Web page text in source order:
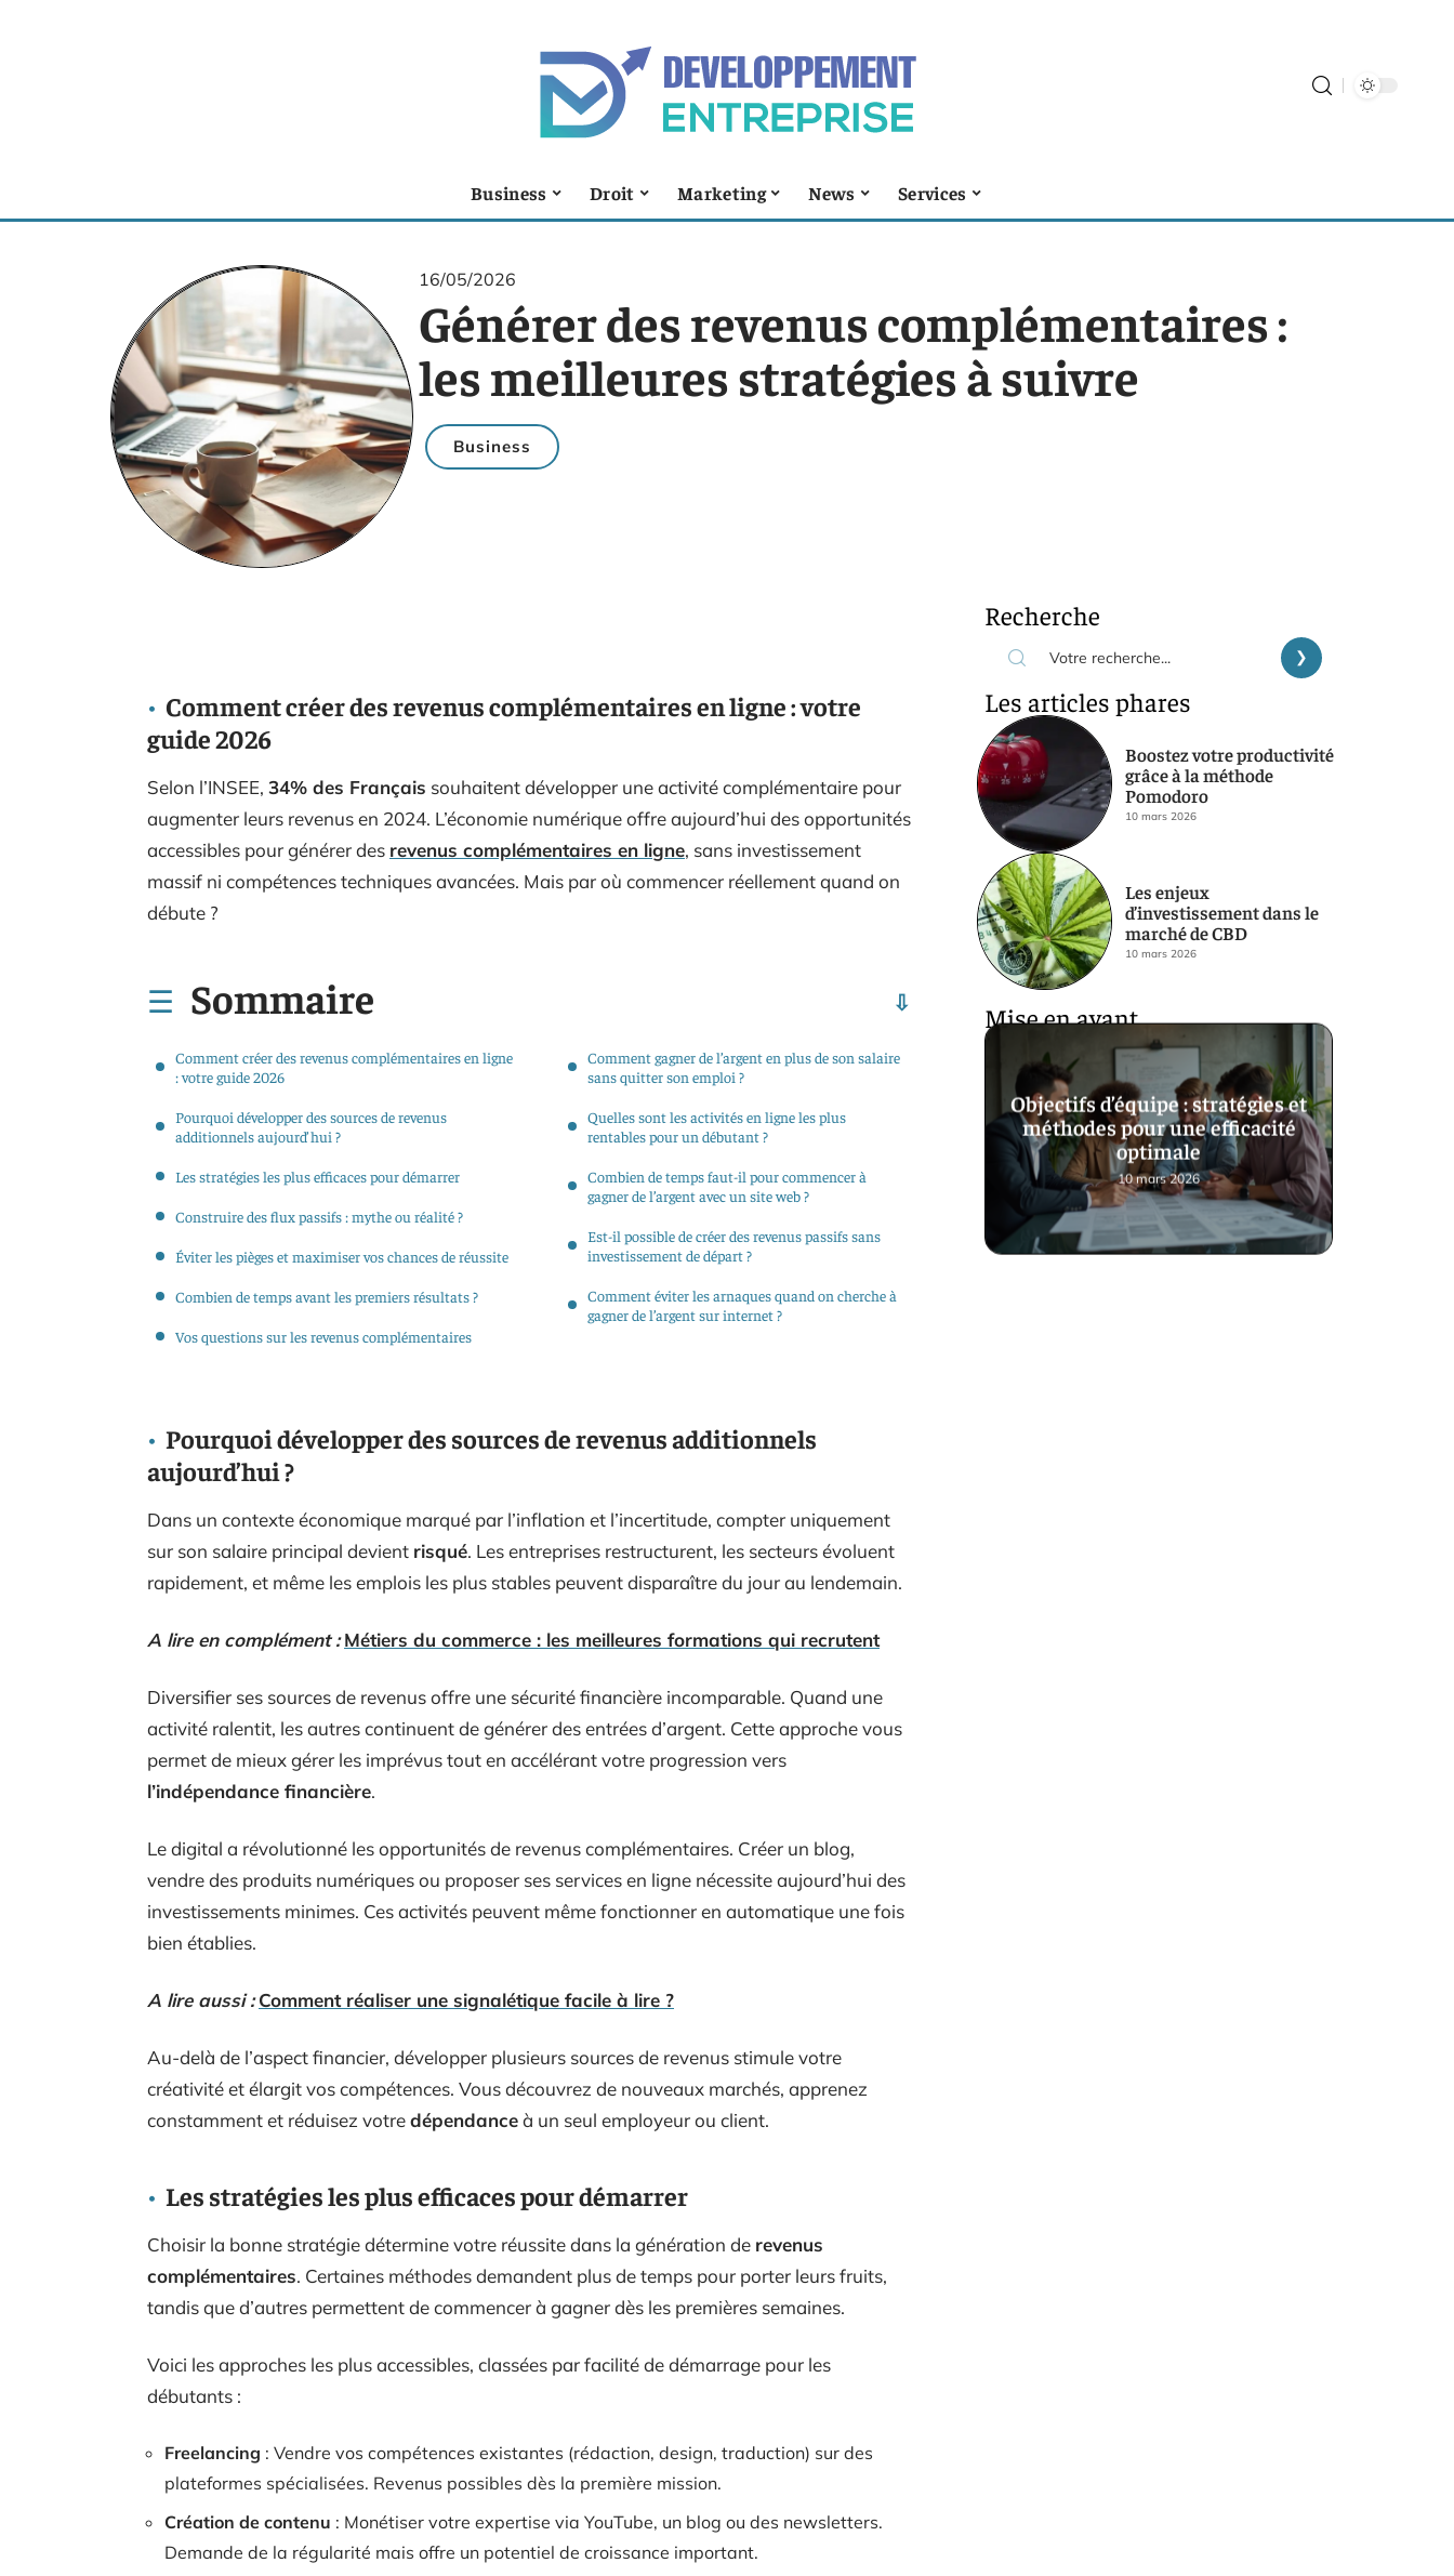
Business Droit Marketing News Services
16/05/2026
Générer des revenus complémentaires :
les meilleures stratégies à suivre
Business
Comment créer des revenus complémentaires en ligne : votre
guide 2026
Selon l’INSEE, 34% des Français souhaitent développer une activité complémentaire pour
augmenter leurs revenus en 2024. L’économie numérique offre aujourd’hui des opportunités
accessibles pour générer des revenus complémentaires en ligne, sans investissement
massif ni compétences techniques avancées. Mais par où commencer réellement quand on
débute ?
Sommaire
Comment créer des revenus complémentaires en ligne
: votre guide 2026
Pourquoi développer des sources de revenus
additionnels aujourd’hui ?
Les stratégies les plus efficaces pour démarrer
Construire des flux passifs : mythe ou réalité ?
Éviter les pièges et maximiser vos chances de réussite
Combien de temps avant les premiers résultats ?
Vos questions sur les revenus complémentaires
Comment gagner de l’argent en plus de son salaire
sans quitter son emploi ?
Quelles sont les activités en ligne les plus
rentables pour un débutant ?
Combien de temps faut-il pour commencer à
gagner de l’argent avec un site web ?
Est-il possible de créer des revenus passifs sans
investissement de départ ?
Comment éviter les arnaques quand on cherche à
gagner de l’argent sur internet ?
Pourquoi développer des sources de revenus additionnels
aujourd’hui ?
Dans un contexte économique marqué par l’inflation et l’incertitude, compter uniquement
sur son salaire principal devient risqué. Les entreprises restructurent, les secteurs évoluent
rapidement, et même les emplois les plus stables peuvent disparaître du jour au lendemain.
A lire en complément : Métiers du commerce : les meilleures formations qui recrutent
Diversifier ses sources de revenus offre une sécurité financière incomparable. Quand une
activité ralentit, les autres continuent de générer des entrées d’argent. Cette approche vous
permet de mieux gérer les imprévus tout en accélérant votre progression vers
l’indépendance financière.
Le digital a révolutionné les opportunités de revenus complémentaires. Créer un blog,
vendre des produits numériques ou proposer ses services en ligne nécessite aujourd’hui des
investissements minimes. Ces activités peuvent même fonctionner en automatique une fois
bien établies.
A lire aussi : Comment réaliser une signalétique facile à lire ?
Au-delà de l’aspect financier, développer plusieurs sources de revenus stimule votre
créativité et élargit vos compétences. Vous découvrez de nouveaux marchés, apprenez
constamment et réduisez votredépendanceà un seul employeur ou client.
Les stratégies les plus efficaces pour démarrer
Choisir la bonne stratégie détermine votre réussite dans la génération de revenus
complémentaires. Certaines méthodes demandent plus de temps pour porter leurs fruits,
tandis que d’autres permettent de commencer à gagner dès les premières semaines.
Voici les approches les plus accessibles, classées par facilité de démarrage pour les
débutants :
Freelancing : Vendre vos compétences existantes (rédaction, design, traduction) sur des
plateformes spécialisées. Revenus possibles dès la première mission.
Création de contenu : Monétiser votre expertise via YouTube, un blog ou des newsletters.
Demande de la régularité mais offre un potentiel de croissance important.
Recherche
Les articles phares
Boostez votre productivité
grâce à la méthode
Pomodoro
10 mars 2026
Les enjeux
d’investissement dans le
marché de CBD
10 mars 2026
Mise en avant
Objectifs d’équipe : stratégies et
méthodes pour une efficacité
optimale
10 mars 2026